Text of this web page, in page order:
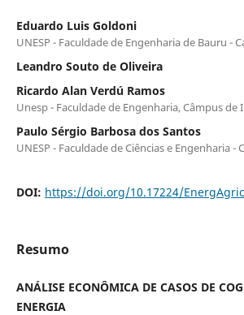
Eduardo Luis Goldoni
UNESP - Faculdade de Engenharia de Bauru -
Leandro Souto de Oliveira
Ricardo Alan Verdú Ramos
Unesp - Faculdade de Engenharia, Câmpus de
Paulo Sérgio Barbosa dos Santos
UNESP - Faculdade de Ciências e Engenharia -
DOI: https://doi.org/10.17224/
Resumo
ANÁLISE ECONÔMICA DE CASOS DE
ENERGIA